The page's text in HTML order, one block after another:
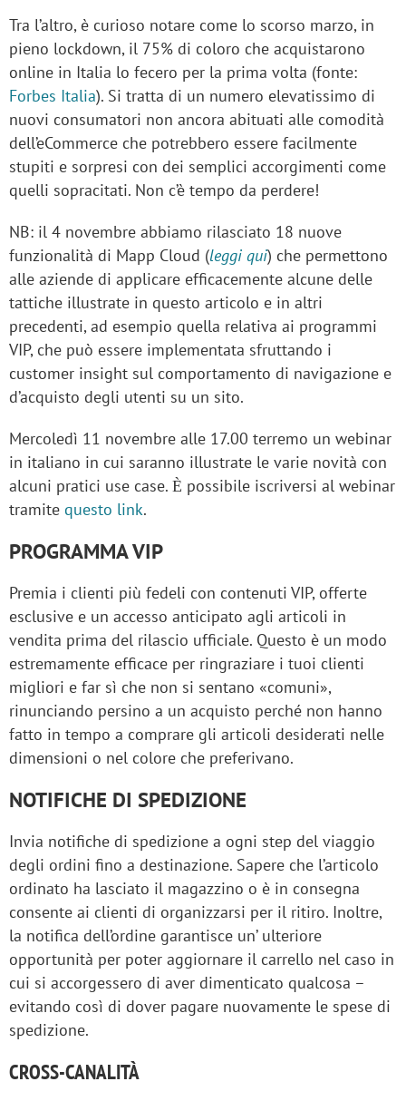
Tra l’altro, è curioso notare come lo scorso marzo, in
pieno lockdown, il 75% di coloro che acquistarono
online in Italia lo fecero per la prima volta (fonte:
Forbes Italia). Si tratta di un numero elevatissimo di
nuovi consumatori non ancora abituati alle comodità
dell’eCommerce che potrebbero essere facilmente
stupiti e sorpresi con dei semplici accorgimenti come
quelli sopracitati. Non c’è tempo da perdere!
NB: il 4 novembre abbiamo rilasciato 18 nuove
funzionalità di Mapp Cloud (leggi qui) che permettono
alle aziende di applicare efficacemente alcune delle
tattiche illustrate in questo articolo e in altri
precedenti, ad esempio quella relativa ai programmi
VIP, che può essere implementata sfruttando i
customer insight sul comportamento di navigazione e
d’acquisto degli utenti su un sito.
Mercoledì 11 novembre alle 17.00 terremo un webinar
in italiano in cui saranno illustrate le varie novità con
alcuni pratici use case. Ѐ possibile iscriversi al webinar
tramite questo link.
PROGRAMMA VIP
Premia i clienti più fedeli con contenuti VIP, offerte
esclusive e un accesso anticipato agli articoli in
vendita prima del rilascio ufficiale. Questo è un modo
estremamente efficace per ringraziare i tuoi clienti
migliori e far sì che non si sentano «comuni»,
rinunciando persino a un acquisto perché non hanno
fatto in tempo a comprare gli articoli desiderati nelle
dimensioni o nel colore che preferivano.
NOTIFICHE DI SPEDIZIONE
Invia notifiche di spedizione a ogni step del viaggio
degli ordini fino a destinazione. Sapere che l’articolo
ordinato ha lasciato il magazzino o è in consegna
consente ai clienti di organizzarsi per il ritiro. Inoltre,
la notifica dell’ordine garantisce un’ ulteriore
opportunità per poter aggiornare il carrello nel caso in
cui si accorgessero di aver dimenticato qualcosa –
evitando così di dover pagare nuovamente le spese di
spedizione.
CROSS-CANALITÀ